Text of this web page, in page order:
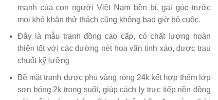
mạnh của con người Việt Nam bền bỉ, gai góc trước
mọi khó khăn thử thách cũng không bao giờ bỏ cuộc.
Đây là mẫu tranh đồng cao cấp, có chất lượng hoàn
thiện tốt với các đường nét hoa văn tinh xảo, được trau
chuốt kỹ lưỡng
Bề mặt tranh được phủ vàng ròng 24k kết hợp thêm lớp
sơn bóng 2k trong suốt, giúp cách ly trực tiếp nền đồng